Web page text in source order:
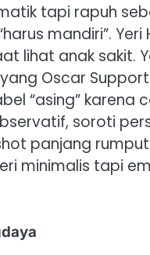
tapi rapuh
mandiri”.
lihat anak sakit.
Oscar
“asing” karena
soroti
panjang
minimalis tapi